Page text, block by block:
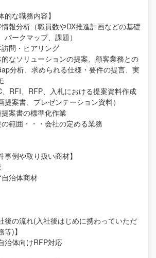
的な職務内容】
報分析（職員数やDX推進計画などの基礎
パークマップ、課題）
問・ヒアリング
なソリューションの提案、顧客業務との
分析、求められる仕様・要件の提言、実
RFI、RFP、入札における提案資料作成
提案書、プレゼンテーション資料）
案書の標準化作業
範囲・・・会社の定める業務
事例や取り扱い商材】
治体商材
後の流れ(入社後はじめに携わっていただ
等)】
治体向けRFP対応